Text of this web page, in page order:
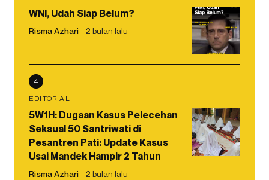
WNI, Udah Siap Belum?
Risma Azhari 2 bulan lalu
4
EDITORIAL
5W1H: Dugaan Kasus Pelecehan
Seksual 50 Santriwati di
Pesantren Pati: Update Kasus
Usai Mandek Hampir 2 Tahun
Risma Azhari 2 bulan lalu